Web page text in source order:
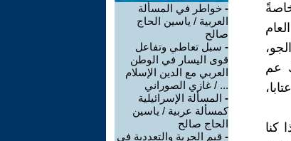
عم
كنا
- خواطر في المسألة
العربية / ياسين الحاج
صالح
- سبل تعاطي وتفاعل
قوى اليسار في الوطن
العربي مع الدين الإسلام
... / غازي الصوراني
- المسألة الإسرائيلية
كمسألة عربية / ياسين
الحاج صالح
- قيم الحرية والتعددية في